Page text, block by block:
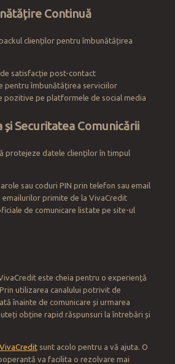
Continuă
clienților pentru îmbunătățirea
satisfacție post-contact
pentru îmbunătățirea serviciilor
pozitive pe platformele de social media
Securitatea Comunicării
protejeze datele clienților în timpul
sau coduri PIN prin telefon sau email
primite de la VivaCredit
de comunicare listate pe site-ul
este cheia pentru o experiență
utilizarea canalului potrivit de
înainte de comunicare și urmarea
obține rapid răspunsuri la întrebări și
VivaCreditsunt acolo pentru a vă ajuta. O
va facilita o rezolvare mai